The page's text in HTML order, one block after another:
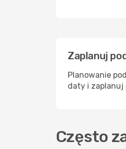
Zaplanuj
Planowanie
daty i zaplanuj
Często